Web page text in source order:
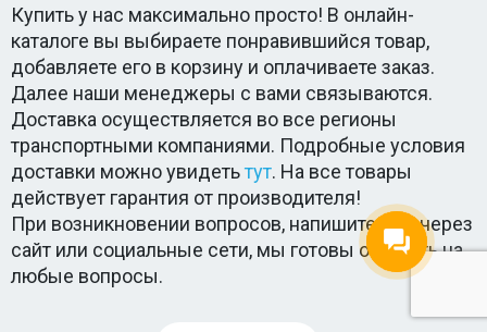
Купить у нас максимально просто! В онлайн-
каталоге вы выбираете понравившийся товар,
добавляете его в корзину и оплачиваете заказ.
Далее наши менеджеры с вами связываются.
Доставка осуществляется во все регионы
транспортными компаниями. Подробные условия
доставки можно увидетьтут. На все товары
действует гарантия от производителя!
При возникновении вопросов, напишите нам через
сайт или социальные сети, мы готовы ответить на
любые вопросы.